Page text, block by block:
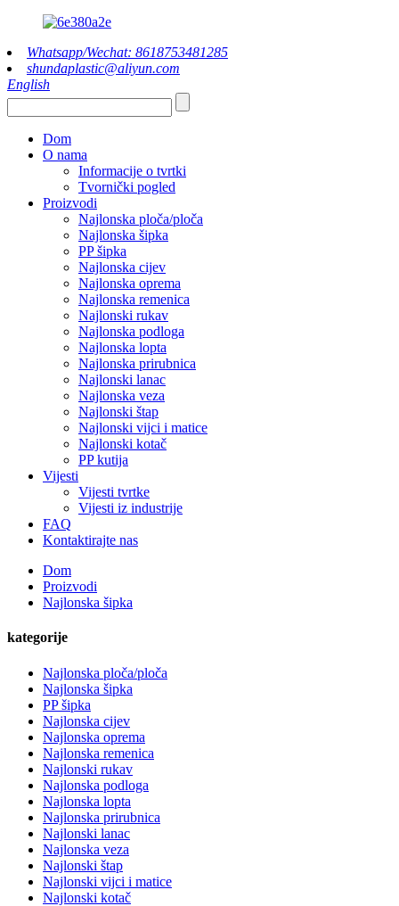
Whatsapp/Wechat: 8618753481285
shundaplastic@aliyun.com
English
Dom
O nama
Informacije o tvrtki
Tvornički pogled
Proizvodi
Najlonska ploča/ploča
Najlonska šipka
PP šipka
Najlonska cijev
Najlonska oprema
Najlonska remenica
Najlonski rukav
Najlonska podloga
Najlonska lopta
Najlonska prirubnica
Najlonski lanac
Najlonska veza
Najlonski štap
Najlonski vijci i matice
Najlonski kotač
PP kutija
Vijesti
Vijesti tvrtke
Vijesti iz industrije
FAQ
Kontaktirajte nas
Dom
Proizvodi
Najlonska šipka
kategorije
Najlonska ploča/ploča
Najlonska šipka
PP šipka
Najlonska cijev
Najlonska oprema
Najlonska remenica
Najlonski rukav
Najlonska podloga
Najlonska lopta
Najlonska prirubnica
Najlonski lanac
Najlonska veza
Najlonski štap
Najlonski vijci i matice
Najlonski kotač